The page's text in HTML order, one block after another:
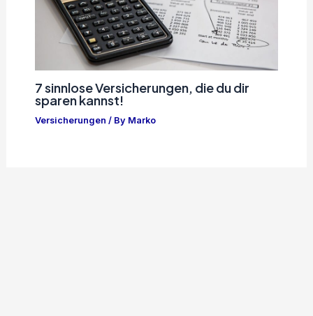
7 sinnlose Versicherungen, die du dir
sparen kannst!
Versicherungen / By Marko